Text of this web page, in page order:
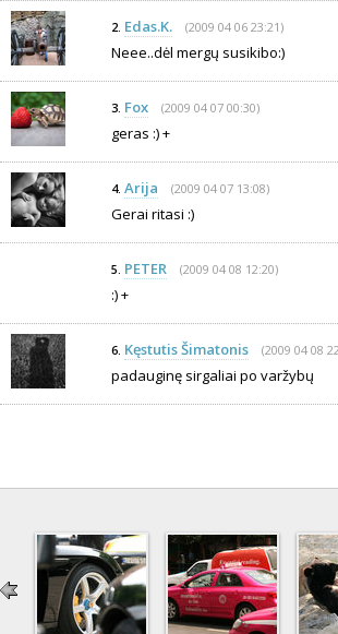
2. Edas.K. (2009 04 06 23:21)
Neee..dėl mergų susikibo:)
3. Fox (2009 04 07 00:30)
geras :) +
4. Arija (2009 04 07 13:08)
Gerai ritasi :)
5. PETER (2009 04 08 12:20)
:) +
6. Kęstutis Šimatonis (2009 04 08
padauginę sirgaliai po varžybų